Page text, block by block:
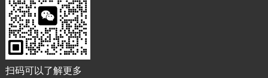
扫码可以了解更多